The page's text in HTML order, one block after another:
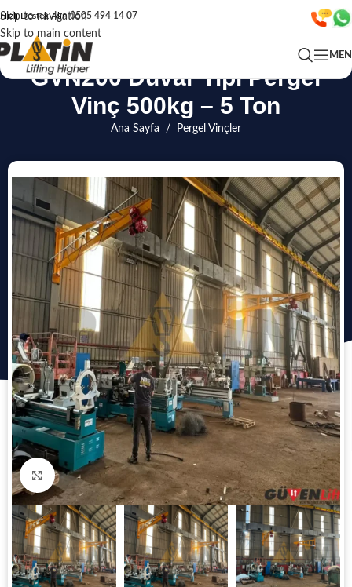
Skip to navigation
Skip to main content
Hızlı Destek Alın0505 494 14 07
GVN200 Duvar Tipi Pergel
Vinç 500kg – 5 Ton
Ana Sayfa / Pergel Vinçler
Click to enlarge